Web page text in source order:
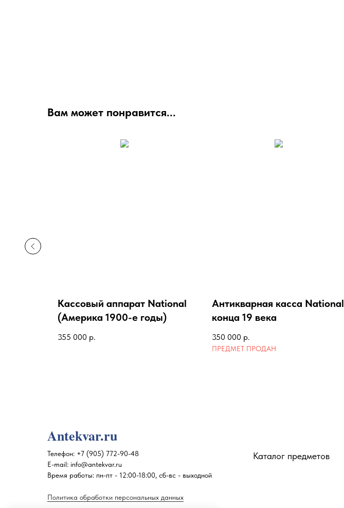
Вам может понравится...
Кассовый аппарат National
(Америка 1900-е годы)
355 000 р.
Антикварная касса National
конца 19 века
350 000 р.
Телефон: +7 (905) 772-90-48
E-mail: info@antekvar.ru
Время работы: пн-пт - 12:00-18:00, сб-вс - выходной
Antekvar.ru
Каталог предметов
Политика обработки персональных данных